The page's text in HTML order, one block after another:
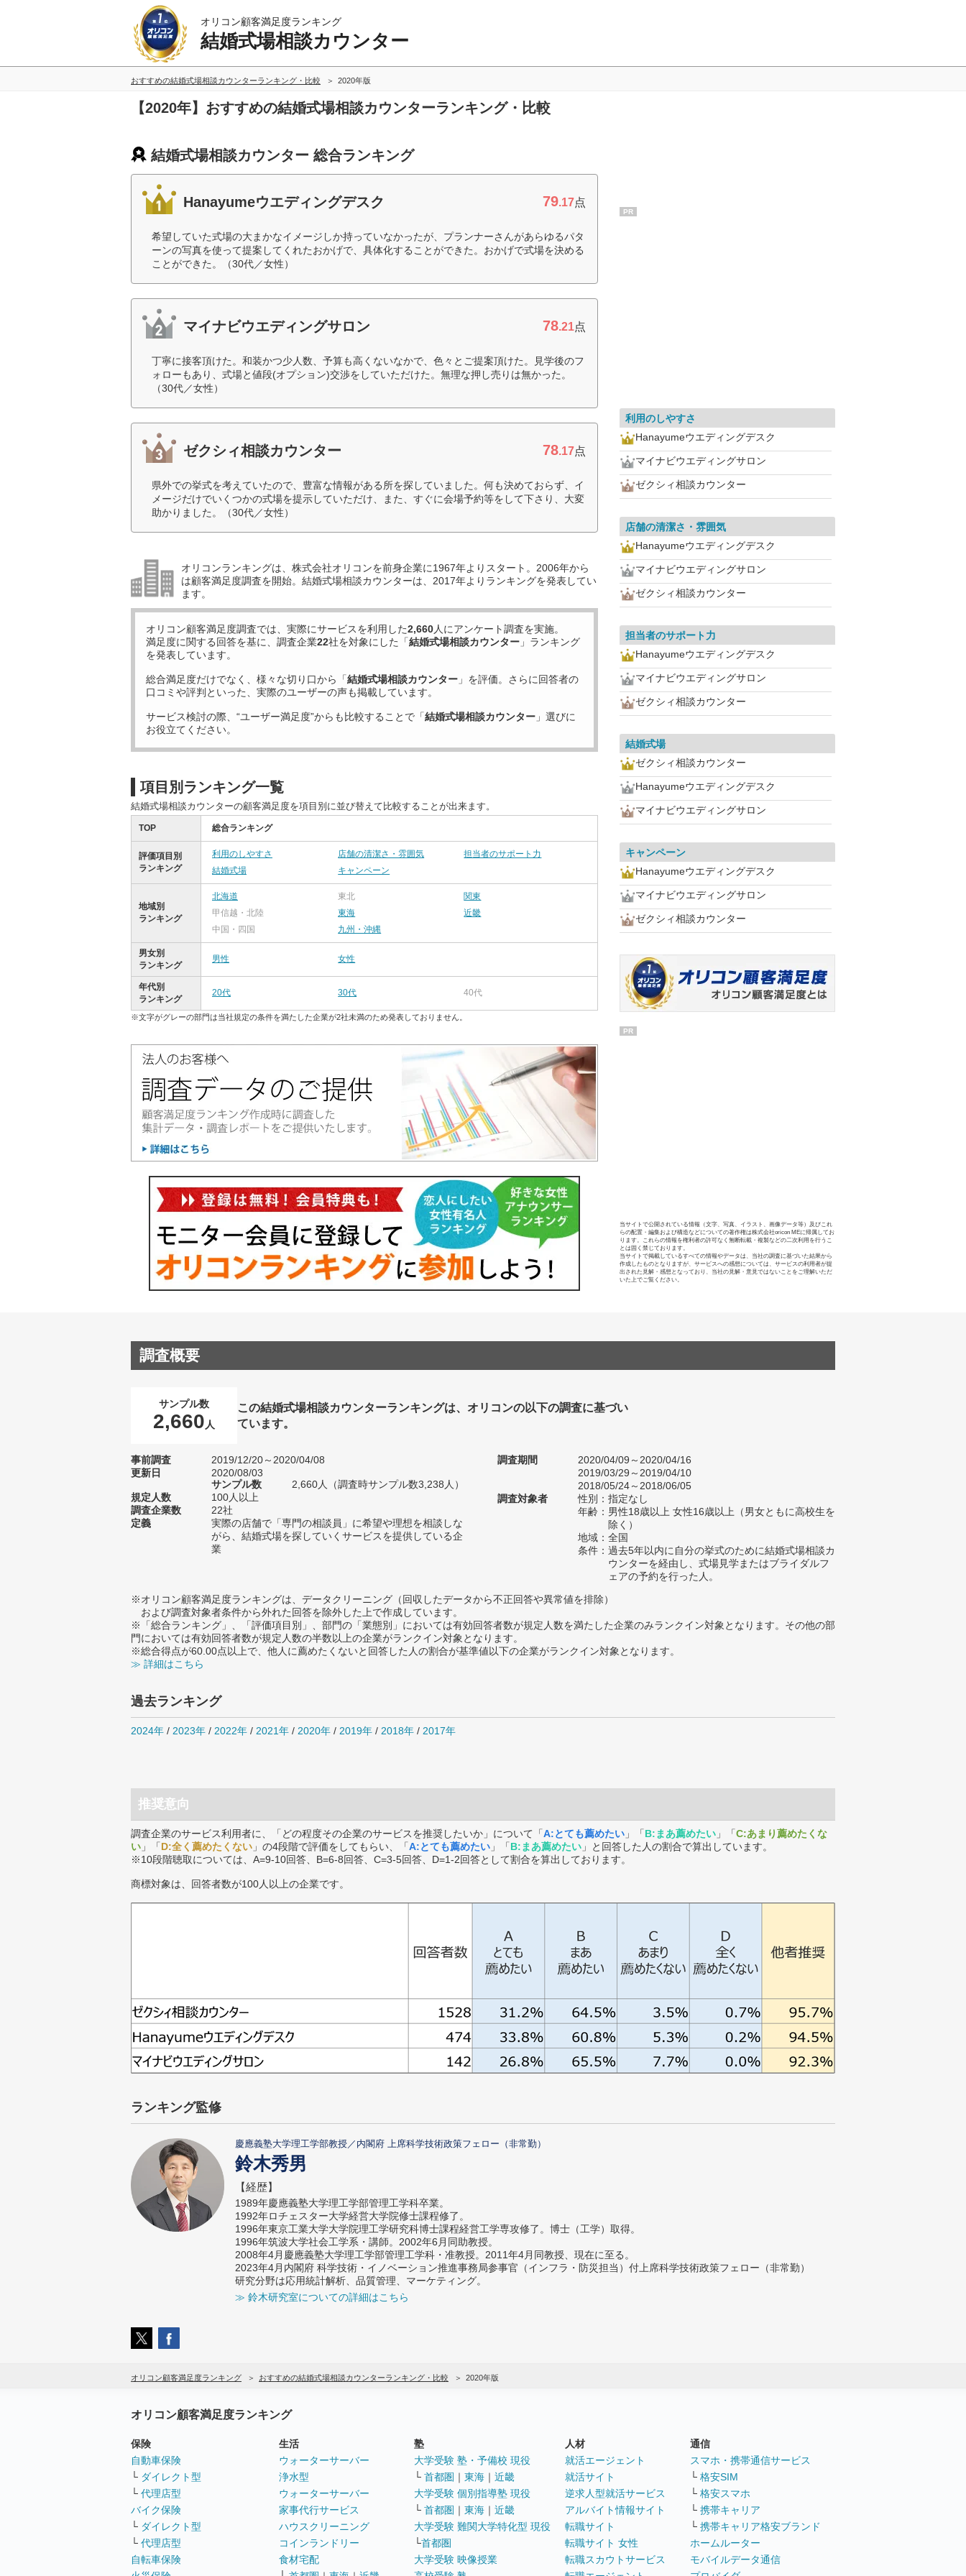
オリコン顧客満足度ランキング
結婚式場相談カウンター
おすすめの結婚式場相談カウンターランキング・比較 2020年版
【2020年】おすすめの結婚式場相談カウンターランキング・比較
結婚式場相談カウンター 総合ランキング
Hanayumeウエディングデスク 79.17点
希望していた式場の大まかなイメージしか持っていなかったが、プランナーさんがあらゆるパタ
ーンの写真を使って提案してくれたおかげで、具体化することができた。おかげで式場を決める
ことができた。（30代／女性）
マイナビウエディングサロン 78.21点
丁寧に接客頂けた。和装かつ少人数、予算も高くないなかで、色々とご提案頂けた。見学後のフ
ォローもあり、式場と値段(オプション)交渉をしていただけた。無理な押し売りは無かった。
（30代／女性）
ゼクシィ相談カウンター 78.17点
県外での挙式を考えていたので、豊富な情報がある所を探していました。何も決めておらず、イ
メージだけでいくつかの式場を提示していただけ、また、すぐに会場予約等をして下さり、大変
助かりました。（30代／女性）
オリコンランキングは、株式会社オリコンを前身企業に1967年よりスタート。2006年から
は顧客満足度調査を開始。結婚式場相談カウンターは、2017年よりランキングを発表してい
ます。
オリコン顧客満足度調査では、実際にサービスを利用した2,660人にアンケート調査を実施。
満足度に関する回答を基に、調査企業22社を対象にした「結婚式場相談カウンター 」ランキング
を発表しています。
総合満足度だけでなく、様々な切り口から「結婚式場相談カウンター 」を評価。さらに回答者の
口コミや評判といった、実際のユーザーの声も掲載しています。
サービス検討の際、“ユーザー満足度”からも比較することで「結婚式場相談カウンター 」選びに
お役立てください。
項目別ランキング一覧
結婚式場相談カウンターの顧客満足度を項目別に並び替えて比較することが出来ます。
TOP 総合ランキング
評価項目別
ランキング
利用のしやすさ 店舗の清潔さ・雰囲気
担当者のサポート力
結婚式場
キャンペーン
地域別
ランキング
北海道 東北
関東
甲信越・北陸
東海
近畿
中国・四国
九州・沖縄
男女別
ランキング
男性 女性
年代別
ランキング
20代 30代 40代
※文字がグレーの部門は当社規定の条件を満たした企業が2社未満のため発表しておりません。
PR
利用のしやすさ
Hanayumeウエディングデスク
マイナビウエディングサロン
ゼクシィ相談カウンター
店舗の清潔さ・雰囲気
Hanayumeウエディングデスク
マイナビウエディングサロン
ゼクシィ相談カウンター
担当者のサポート力
Hanayumeウエディングデスク
マイナビウエディングサロン
ゼクシィ相談カウンター
結婚式場
ゼクシィ相談カウンター
Hanayumeウエディングデスク
マイナビウエディングサロン
キャンペーン
Hanayumeウエディングデスク
マイナビウエディングサロン
ゼクシィ相談カウンター
PR
当サイトで公開されている情報（文字、写真、イラスト、画像データ等）及びこれ
らの配置・編集および構造などについての著作権は株式会社oricon MEに帰属してお
ります。これらの情報を権利者の許可なく無断転載・複製などの二次利用を行うこ
とは固く禁じております。
当サイトで掲載しているすべての情報やデータは、当社の調査に基づいた結果から
作成したものとなりますが、サービスへの感想については、サービスの利用者が提
出された見解・感想となっており、当社の見解・意見ではないことをご理解いただ
いた上でご覧ください。
調査概要
サンプル数
2,660 人
この結婚式場相談カウンターランキングは、オリコンの以下の調査に基づい
ています。
事前調査
2019/12/20～2020/04/08
更新日
2020/08/03
サンプル数
2,660人（調査時サンプル数3,238人）
規定人数
100人以上
調査企業数
22社
定義
実際の店舗で「専門の相談員」に希望や理想を相談しな
がら、結婚式場を探していくサービスを提供している企
業
調査期間
2020/04/09～2020/04/16
2019/03/29～2019/04/10
2018/05/24～2018/06/05
調査対象者
性別：指定なし
年齢：男性18歳以上 女性16歳以上（男女ともに高校生を
除く）
地域：全国
条件：過去5年以内に自分の挙式のために結婚式場相談カ
ウンターを経由し、式場見学またはブライダルフ
ェアの予約を行った人。
※オリコン顧客満足度ランキングは、データクリーニング（回収したデータから不正回答や異常値を排除）
および調査対象者条件から外れた回答を除外した上で作成しています。
※「総合ランキング」、「評価項目別」、部門の「業態別」においては有効回答者数が規定人数を満たした企業のみランクイン対象となります。その他の部
門においては有効回答者数が規定人数の半数以上の企業がランクイン対象となります。
※総合得点が60.00点以上で、他人に薦めたくないと回答した人の割合が基準値以下の企業がランクイン対象となります。
≫ 詳細はこちら
過去ランキング
2024年 / 2023年 / 2022年 / 2021年 / 2020年 / 2019年 / 2018年 / 2017年
推奨意向
調査企業のサービス利用者に、「どの程度その企業のサービスを推奨したいか」について「A:とても薦めたい 」「B:まあ薦めたい 」「C:あまり薦めたくな
い 」「D:全く薦めたくない 」の4段階で評価をしてもらい、「A:とても薦めたい 」「B:まあ薦めたい 」と回答した人の割合で算出しています。
※10段階聴取については、A=9-10回答、B=6-8回答、C=3-5回答、D=1-2回答として割合を算出しております。
商標対象は、回答者数が100人以上の企業です。
ランキング監修
慶應義塾大学理工学部教授／内閣府 上席科学技術政策フェロー（非常勤）
鈴木秀男
【経歴】
1989年慶應義塾大学理工学部管理工学科卒業。
1992年ロチェスター大学経営大学院修士課程修了。
1996年東京工業大学大学院理工学研究科博士課程経営工学専攻修了。博士（工学）取得。
1996年筑波大学社会工学系・講師。2002年6月同助教授。
2008年4月慶應義塾大学理工学部管理工学科・准教授。2011年4月同教授、現在に至る。
2023年4月内閣府 科学技術・イノベーション推進事務局参事官（インフラ・防災担当）付上席科学技術政策フェロー（非常勤）
研究分野は応用統計解析、品質管理、マーケティング。
≫ 鈴木研究室についての詳細はこちら
オリコン顧客満足度ランキング おすすめの結婚式場相談カウンターランキング・比較 2020年版
オリコン顧客満足度ランキング
保険
自動車保険
└ ダイレクト型
└ 代理店型
バイク保険
└ ダイレクト型
└ 代理店型
自転車保険
生活
ウォーターサーバー
浄水型
ウォーターサーバー
家事代行サービス
ハウスクリーニング
コインランドリー
食材宅配
塾
大学受験 塾・予備校 現役
└ 首都圏 ｜ 東海 ｜ 近畿
大学受験 個別指導塾 現役
└ 首都圏 ｜ 東海 ｜ 近畿
大学受験 難関大学特化型 現役
└首都圏
大学受験 映像授業
人材
就活エージェント
就活サイト
逆求人型就活サービス
アルバイト情報サイト
転職サイト
転職サイト 女性
転職スカウトサービス
通信
スマホ・携帯通信サービス
└ 格安SIM
└ 格安スマホ
└ 携帯キャリア
└ 携帯キャリア格安ブランド
ホームルーター
モバイルデータ通信